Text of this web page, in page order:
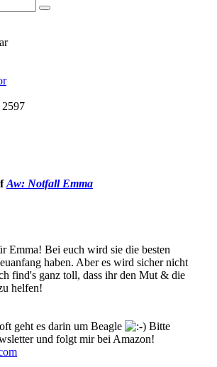
Aw: Notfall Emma
Emma! Bei euch wird sie die besten
haben. Aber es wird sicher nicht
find's ganz toll, dass ihr den Mut & die
helfen!
geht es darin um Beagle
Bitte
und folgt mir bei Amazon!